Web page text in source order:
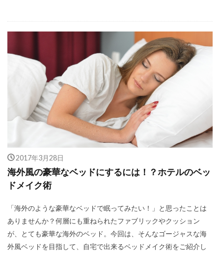
2017年3月28日
海外風の豪華なベッドにするには！？ホテルのベッ
ドメイク術
「海外のような豪華なベッドで眠ってみたい！」と思ったことは
ありませんか？何層にも重ねられたファブリックやクッション
が、とても豪華な海外のベッド。今回は、そんなゴージャスな海
外風ベッドを目指して、自宅で出来るベッドメイク術をご紹介し